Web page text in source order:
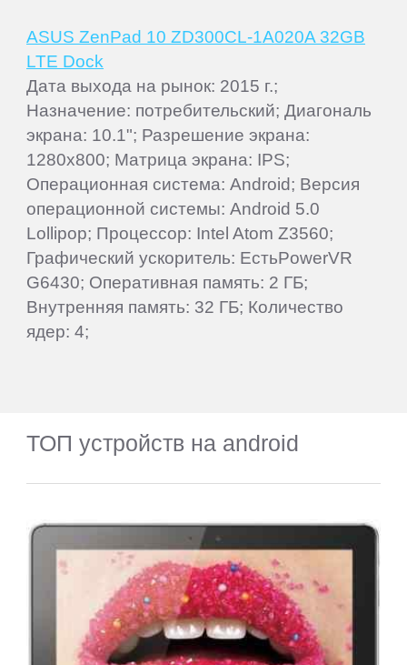
ASUS ZenPad 10 ZD300CL-1A020A 32GB
LTE Dock
Дата выхода на рынок: 2015 г.;
Назначение: потребительский; Диагональ
экрана: 10.1"; Разрешение экрана:
1280x800; Матрица экрана: IPS;
Операционная система: Android; Версия
операционной системы: Android 5.0
Lollipop; Процессор: Intel Atom Z3560;
Графический ускоритель: ЕстьPowerVR
G6430; Оперативная память: 2 ГБ;
Внутренняя память: 32 ГБ; Количество
ядер: 4;
ТОП устройств на android